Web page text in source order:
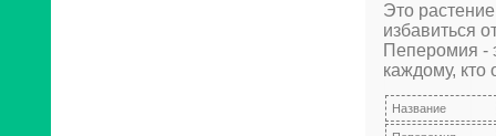
Это
избавиться
Пеперомия -
каждому, кто
Название